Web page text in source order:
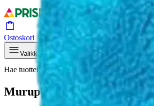
Ostoskori
Valikko
Hae tuotteita – aina halvat hinnat
Murupolku